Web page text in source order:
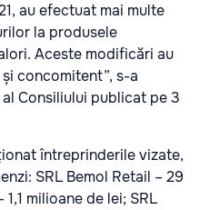
au efectuat mai multe
la produsele
Aceste modificări au
concomitent”, s-a
al Consiliului publicat pe 3
întreprinderile vizate,
SRL Bemol Retail – 29
milioane de lei; SRL